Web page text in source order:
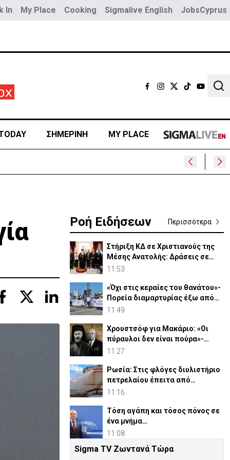
In My Place Cooking Sigmalive English JobsCyprus
ΣΗΜΕΡΙΝΗ MY PLACE
Ροή Ειδήσεων Περισσότερα
Στήριξη ΚΔ σε Χριστιανούς της
Μέσης Ανατολής: Δράσεις σε
Γάζα-Συρία-Ιορδανία
11:53
«Όχι στις κεραίες του θανάτου»-
Πορεία διαμαρτυρίας έξω από
τις Β. Βάσεις
11:49
Χρουστσόφ για Μακάριο: «Οι
πύραυλοι δεν είναι πούρα»-
Αποκαλυπτικο έγγραφο 1964
11:27
Ρωσία: Στις φλόγες διυλιστήριο
πετρελαίου έπειτα από
ουκρανική επίθεση
11:16
Τόση αγάπη και τόσος πόνος σε
ένα μνήμα…
11:08
«Οι μάσκες έπεσαν»: Νέα ποινική
Sigma TV Ζωντανά Τώρα